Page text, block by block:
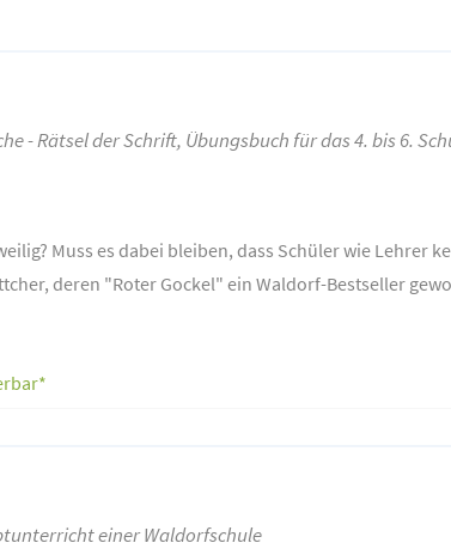
- Rätsel der Schrift, Übungsbuch für das 4. bis 6.
Muss es dabei bleiben, dass Schüler wie Lehrer
deren "Roter Gockel" ein Waldorf-Bestseller
einer Waldorfschule